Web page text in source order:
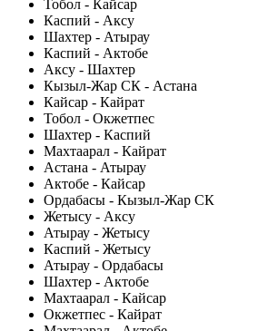
Тобол - Кайсар
Каспий - Аксу
Шахтер - Атырау
Каспий - Актобе
Аксу - Шахтер
Кызыл-Жар СК - Астана
Кайсар - Кайрат
Тобол - Окжетпес
Шахтер - Каспий
Махтаарал - Кайрат
Астана - Атырау
Актобе - Кайсар
Ордабасы - Кызыл-Жар СК
Жетысу - Аксу
Атырау - Жетысу
Каспий - Жетысу
Атырау - Ордабасы
Шахтер - Актобе
Махтаарал - Кайсар
Окжетпес - Кайрат